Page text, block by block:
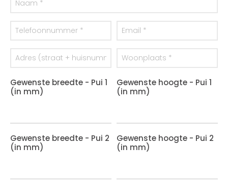
Gewenste breedte - Pui 1
(in mm)
Gewenste hoogte - Pui 1
(in mm)
Gewenste breedte - Pui 2
(in mm)
Gewenste hoogte - Pui 2
(in mm)